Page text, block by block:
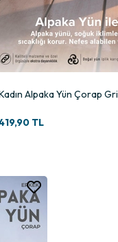
Alpaka Yün Çorap Gri
TL